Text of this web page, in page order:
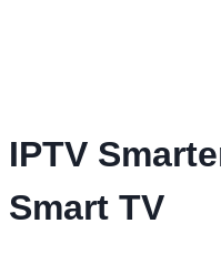
IPTV
Smart TV